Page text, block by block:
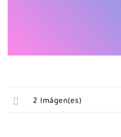
2 Imágen(es)